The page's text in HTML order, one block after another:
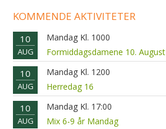
KOMMENDE AKTIVITETER
10
AUG
Mandag Kl. 1000
Formiddagsdamene 10. August
10
AUG
Mandag Kl. 1200
Herredag 16
10
AUG
Mandag Kl. 17:00
Mix 6-9 år Mandag